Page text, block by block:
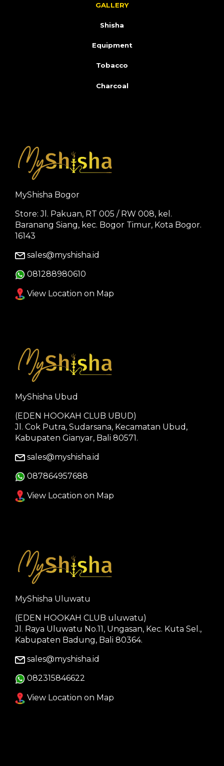
GALLERY
Shisha
Equipment
Tobacco
Charcoal
MyShisha Bogor
Store: Jl. Pakuan, RT 005 / RW 008, kel.
Baranang Siang, kec. Bogor Timur, Kota Bogor.
16143
sales@myshisha.id
081288980610
View Location on Map
MyShisha Ubud
(EDEN HOOKAH CLUB UBUD)
Jl. Cok Putra, Sudarsana, Kecamatan Ubud,
Kabupaten Gianyar, Bali 80571.
sales@myshisha.id
087864957688
View Location on Map
MyShisha Uluwatu
(EDEN HOOKAH CLUB uluwatu)
Jl. Raya Uluwatu No.11, Ungasan, Kec. Kuta Sel.,
Kabupaten Badung, Bali 80364.
sales@myshisha.id
082315846622
View Location on Map